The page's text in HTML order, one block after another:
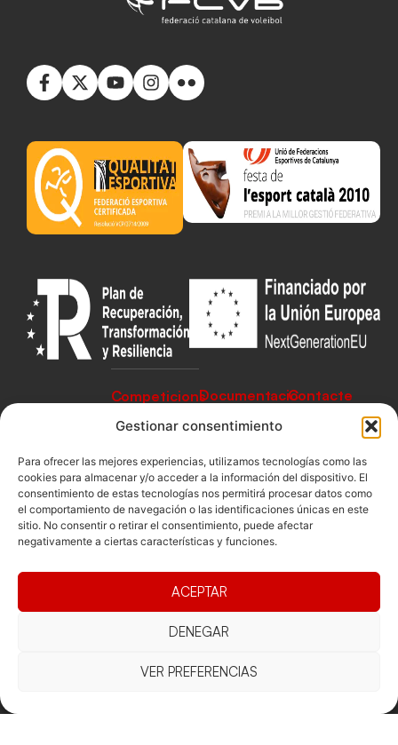
Gestionar consentimiento
Para ofrecer las mejores experiencias, utilizamos tecnologías como las
cookies para almacenar y/o acceder a la información del dispositivo. El
consentimiento de estas tecnologías nos permitirá procesar datos como
el comportamiento de navegación o las identificaciones únicas en este
sitio. No consentir o retirar el consentimiento, puede afectar
negativamente a ciertas características y funciones.
ACEPTAR
DENEGAR
VER PREFERENCIAS
Junta
directiva
Assemblea
general
Competicions
Competiciones
Competiciones
Playa
Vólei neu
Documentacio
Funcionament
Eleccions
Contacte
Carrer de les
Jonqueres,
16, 5ºC,
08003
Barcelona
fcvb@fcvolei.
932 684 177
Privacitat Termes i condicions